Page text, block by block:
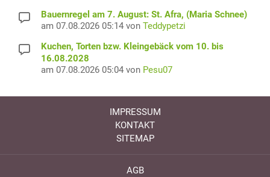
Bauernregel am 7. August: St. Afra, (Maria Schnee)
am 07.08.2026 05:14 von Teddypetzi
Kuchen, Torten bzw. Kleingebäck vom 10. bis
16.08.2028
am 07.08.2026 05:04 von Pesu07
IMPRESSUM
KONTAKT
SITEMAP
AGB